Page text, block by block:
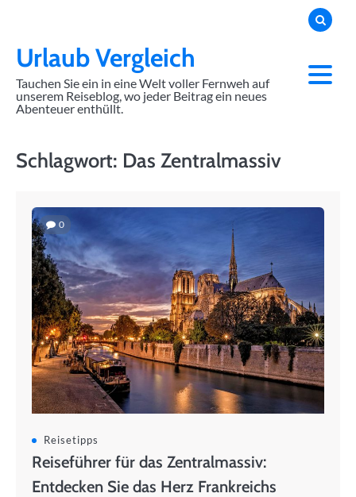
contentUrlaub Vergleich
Tauchen Sie ein in eine Welt voller Fernweh auf
unserem Reiseblog, wo jeder Beitrag ein neues
Abenteuer enthüllt.
Schlagwort: Das Zentralmassiv
0
Reisetipps
Reiseführer für das Zentralmassiv:
Entdecken Sie das Herz Frankreichs